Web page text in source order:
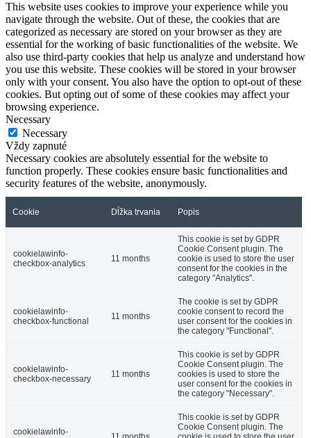
This website uses cookies to improve your experience while you
navigate through the website. Out of these, the cookies that are
categorized as necessary are stored on your browser as they are
essential for the working of basic functionalities of the website. We
also use third-party cookies that help us analyze and understand how
you use this website. These cookies will be stored in your browser
only with your consent. You also have the option to opt-out of these
cookies. But opting out of some of these cookies may affect your
browsing experience.
Necessary
Necessary
Vždy zapnuté
Necessary cookies are absolutely essential for the website to
function properly. These cookies ensure basic functionalities and
security features of the website, anonymously.
Cookie Dĺžka trvania Popis
cookielawinfo-
checkbox-analytics
11 months
This cookie is set by GDPR
Cookie Consent plugin. The
cookie is used to store the user
consent for the cookies in the
category "Analytics".
cookielawinfo-
checkbox-functional
11 months
The cookie is set by GDPR
cookie consent to record the
user consent for the cookies in
the category "Functional".
cookielawinfo-
checkbox-necessary
11 months
This cookie is set by GDPR
Cookie Consent plugin. The
cookies is used to store the
user consent for the cookies in
the category "Necessary".
cookielawinfo-
This cookie is set by GDPR
Cookie Consent plugin. The